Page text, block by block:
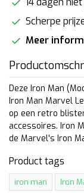
Scherpe
Meer
Deze Iron Man
Iron Man Marvel
op een retro
accessoires. Iron
de Marvel's Iron
Product tags
iron man Iron